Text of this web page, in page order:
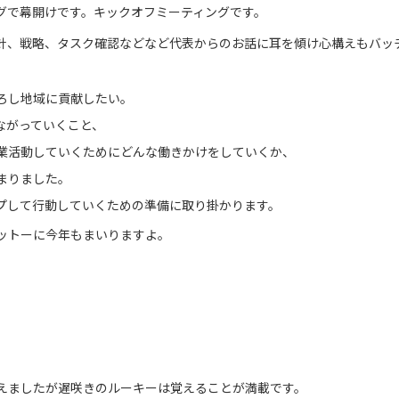
幕開けです。キックオフミーティングです。
戦略、タスク確認などなど代表からのお話に耳を傾け心構えもバッ
地域に貢献したい。
っていくこと、
動していくためにどんな働きかけをしていくか、
ました。
て行動していくための準備に取り掛かります。
ーに今年もまいりますよ。
したが遅咲きのルーキーは覚えることが満載です。